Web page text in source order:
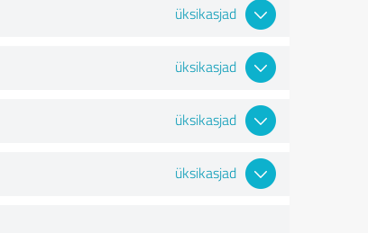
üksikasjad
üksikasjad
üksikasjad
üksikasjad